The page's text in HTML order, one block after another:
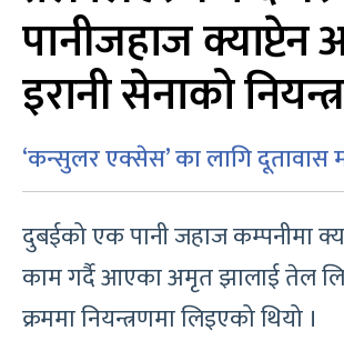
पानीजहाज
इरानी सेनाको
‘कन्सुलर एक्सेस’ का लागि दूतावास
दुबईको एक पानी जहाज कम्पनीमा
काम गर्दै आएका अमृत झालाई तेल
क्रममा नियन्त्रणमा लिइएको थियो ।